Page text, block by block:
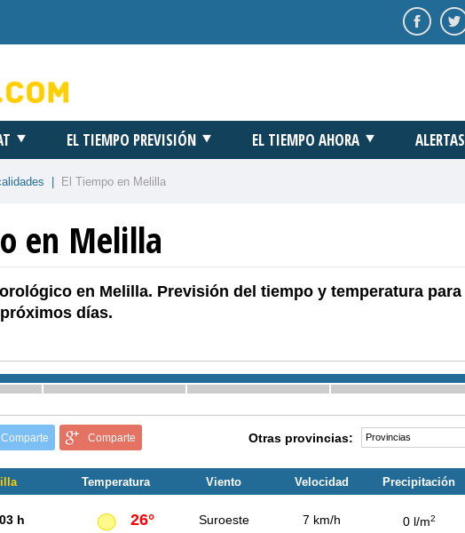
EL TIEMPO PREVISIÓN EL TIEMPO AHORA ALERTAS
El Tiempo en Melilla
en Melilla
en Melilla. Previsión del tiempo y temperatura para
días.
Comparte Comparte Otras provincias:
Temperatura Viento Velocidad Precipitación
03 h 26° Suroeste 7 km/h 0 l/m2